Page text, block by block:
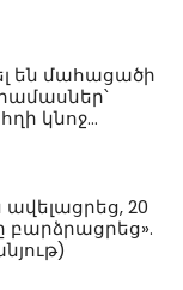
են մահացածի
կնոջ
20
բարձրացրեց».